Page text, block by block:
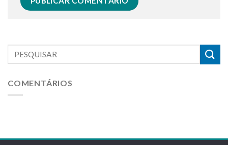
COMENTÁRIOS